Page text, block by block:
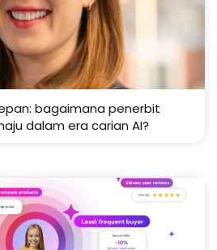
bagaimana penerbit
dalam era carian AI?